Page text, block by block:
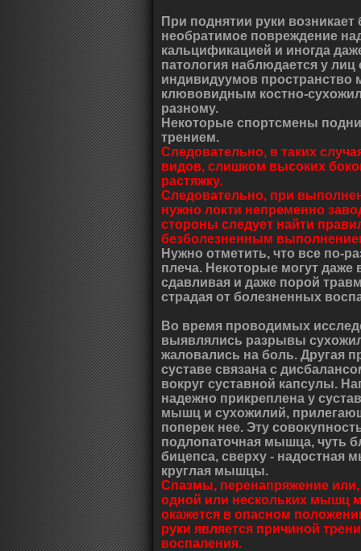
При поднятии руки
необратимое повреждение
кальцификацией и иногда
патология наблюдается у
индивидуумов пространство
клювовидным костно-
разному.
Некоторые спортсмены
трением.
Следовательно, в таких
видов, слишком высоких
растяжку.
Следовательно, при
нужно локти непременно
стороны следует найти
безболезненным
Нужно отметить, что все по-
плеча. Некоторые могут
сдавливая и даже порой
страдая от болезненных
Во время проводимых
выявлялись разрывы
жаловались на боль. Другая
суставе связана с
вокруг суставной капсулы.
надежно прикреплена у
мышц и сухожилий,
поперек нее. Эту
подлопаточная мышца, чуть
бицепса, сверху - надостная
круглая мышцы.
Спазмы, перенапряжение
одной или нескольких мышц
окажется в опасном
руки является причиной
воспаления.